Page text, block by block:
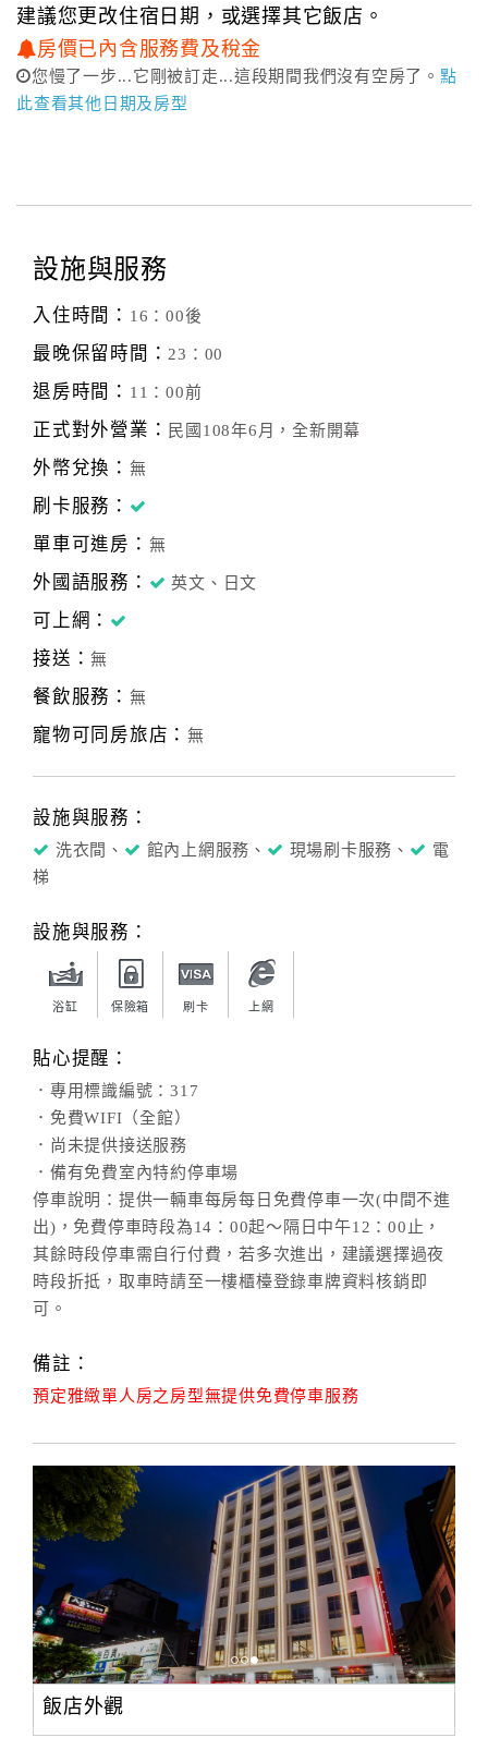
建議您更改住宿日期，或選擇其它飯店。
房價已內含服務費及稅金
您慢了一步...它剛被訂走...這段期間我們沒有空房了。 點
此查看其他日期及房型
設施與服務
入住時間： 16：00後
最晚保留時間：23：00
退房時間： 11：00前
正式對外營業： 民國108年6月，全新開幕
外幣兌換： 無
刷卡服務：
單車可進房： 無
外國語服務： 英文、日文
可上網：
接送：無
餐飲服務： 無
寵物可同房旅店： 無
設施與服務：
洗衣間、 館內上網服務、 現場刷卡服務、
電
梯
設施與服務：
浴缸 保險箱 刷卡 上網
貼心提醒：
．專用標識編號：317
．免費WIFI（全館）
．尚未提供接送服務
．備有免費室內特約停車場
停車說明：提供一輛車每房每日免費停車一次(中間不進
出)，免費停車時段為14：00起～隔日中午12：00止，
其餘時段停車需自行付費，若多次進出，建議選擇過夜
時段折抵，取車時請至一樓櫃檯登錄車牌資料核銷即
可。
備註：
預定雅緻單人房之房型無提供免費停車服務
飯店外觀